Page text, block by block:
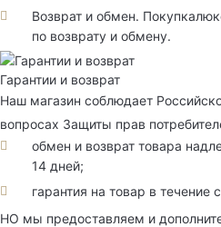
Возврат и обмен.
по возврату и обмену.
Гарантии и возврат
Наш магазин соблюдает
вопросах Защиты прав
обмен и возврат товара
14 дней;
гарантия на товар в течение
НО мы предоставляем и